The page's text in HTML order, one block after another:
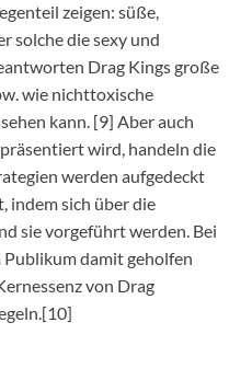
zeigen: süße,
solche die sexy und
Drag Kings große
wie nichttoxische
kann. [9] Aber auch
wird, handeln die
werden aufgedeckt
indem sich über die
sie vorgeführt werden. Bei
damit geholfen
von Drag